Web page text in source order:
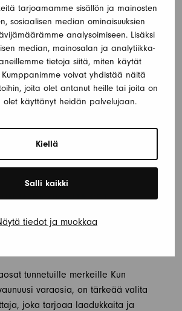
tarjoamamme sisällön ja mainosten
sosiaalisen median ominaisuuksien
analysoimiseen. Lisäksi
median, mainosalan ja analytiikka-
tietoja siitä, miten käytät
Kumppanimme voivat yhdistää näitä
joita olet antanut heille tai joita on
olet käyttänyt heidän palvelujaan.
Kiellä
Salli kaikki
tiedot ja muokkaa
Säännöllinen huolto auttaa
mahdollisia ongelmia ja
käyttöikää. Me
kattavat huoltopalvelut,
että asuntovaunusi on aina
kunnossa.
kuuluu muun muassa jarrujen
vesijärjestelmän puhdistus ja
Continued
MERKKIKOHTAISET
tunnetuille merkeille Kun
varaosia, on tärkeää valita
joka tarjoaa laadukkaita ja